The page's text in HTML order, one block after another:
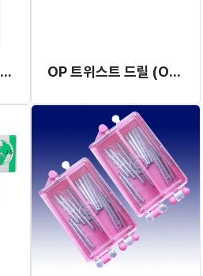
화이버마스터 7609, 7605 OP 트위스트 드릴 (OPD) (재고 소진 후 단종)